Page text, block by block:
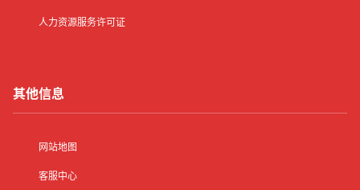
人力资源服务许可证
其他信息
网站地图
客服中心